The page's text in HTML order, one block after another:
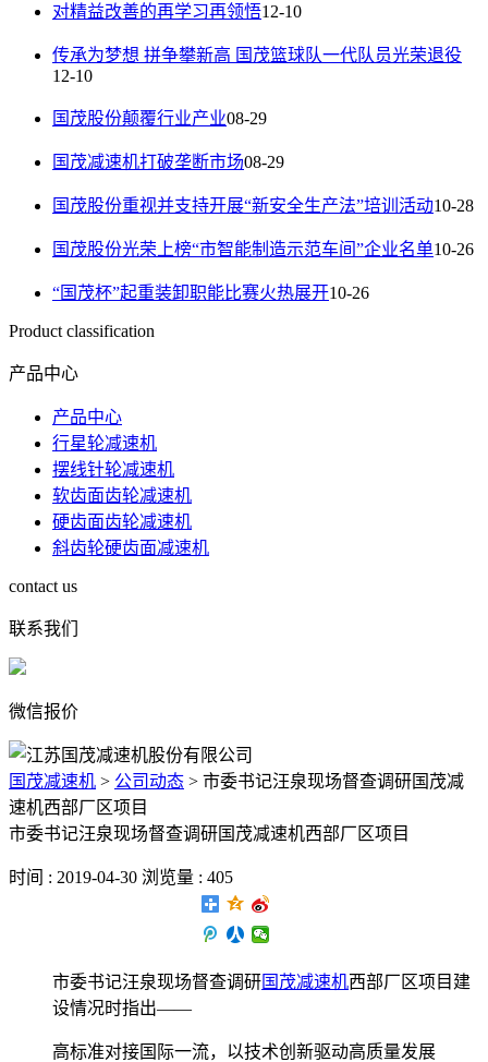
对精益改善的再学习再领悟12-10
传承为梦想 拼争攀新高 国茂篮球队一代队员光荣退役
12-10
国茂股份颠覆行业产业08-29
国茂减速机打破垄断市场08-29
国茂股份重视并支持开展“新安全生产法”培训活动10-28
国茂股份光荣上榜“市智能制造示范车间”企业名单10-26
“国茂杯”起重装卸职能比赛火热展开10-26
Product classification
产品中心
产品中心
行星轮减速机
摆线针轮减速机
软齿面齿轮减速机
硬齿面齿轮减速机
斜齿轮硬齿面减速机
contact us
联系我们
微信报价
国茂减速机 > 公司动态 > 市委书记汪泉现场督查调研国茂减
速机西部厂区项目
市委书记汪泉现场督查调研国茂减速机西部厂区项目
时间 : 2019-04-30 浏览量 : 405
市委书记汪泉现场督查调研国茂减速机西部厂区项目建
设情况时指出——
高标准对接国际一流，以技术创新驱动高质量发展